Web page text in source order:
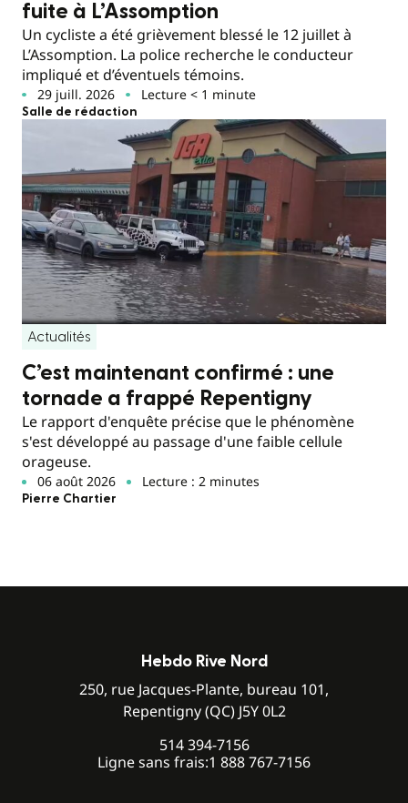
fuite à L’Assomption
Un cycliste a été grièvement blessé le 12 juillet à
L’Assomption. La police recherche le conducteur
impliqué et d’éventuels témoins.
29 juill. 2026 Lecture < 1 minute
Salle de rédaction
Actualités
C’est maintenant confirmé : une
tornade a frappé Repentigny
Le rapport d'enquête précise que le phénomène
s'est développé au passage d'une faible cellule
orageuse.
06 août 2026 Lecture : 2 minutes
Pierre Chartier
Hebdo Rive Nord
250, rue Jacques-Plante, bureau 101,
Repentigny (QC) J5Y 0L2
514 394-7156
Ligne sans frais:1 888 767-7156